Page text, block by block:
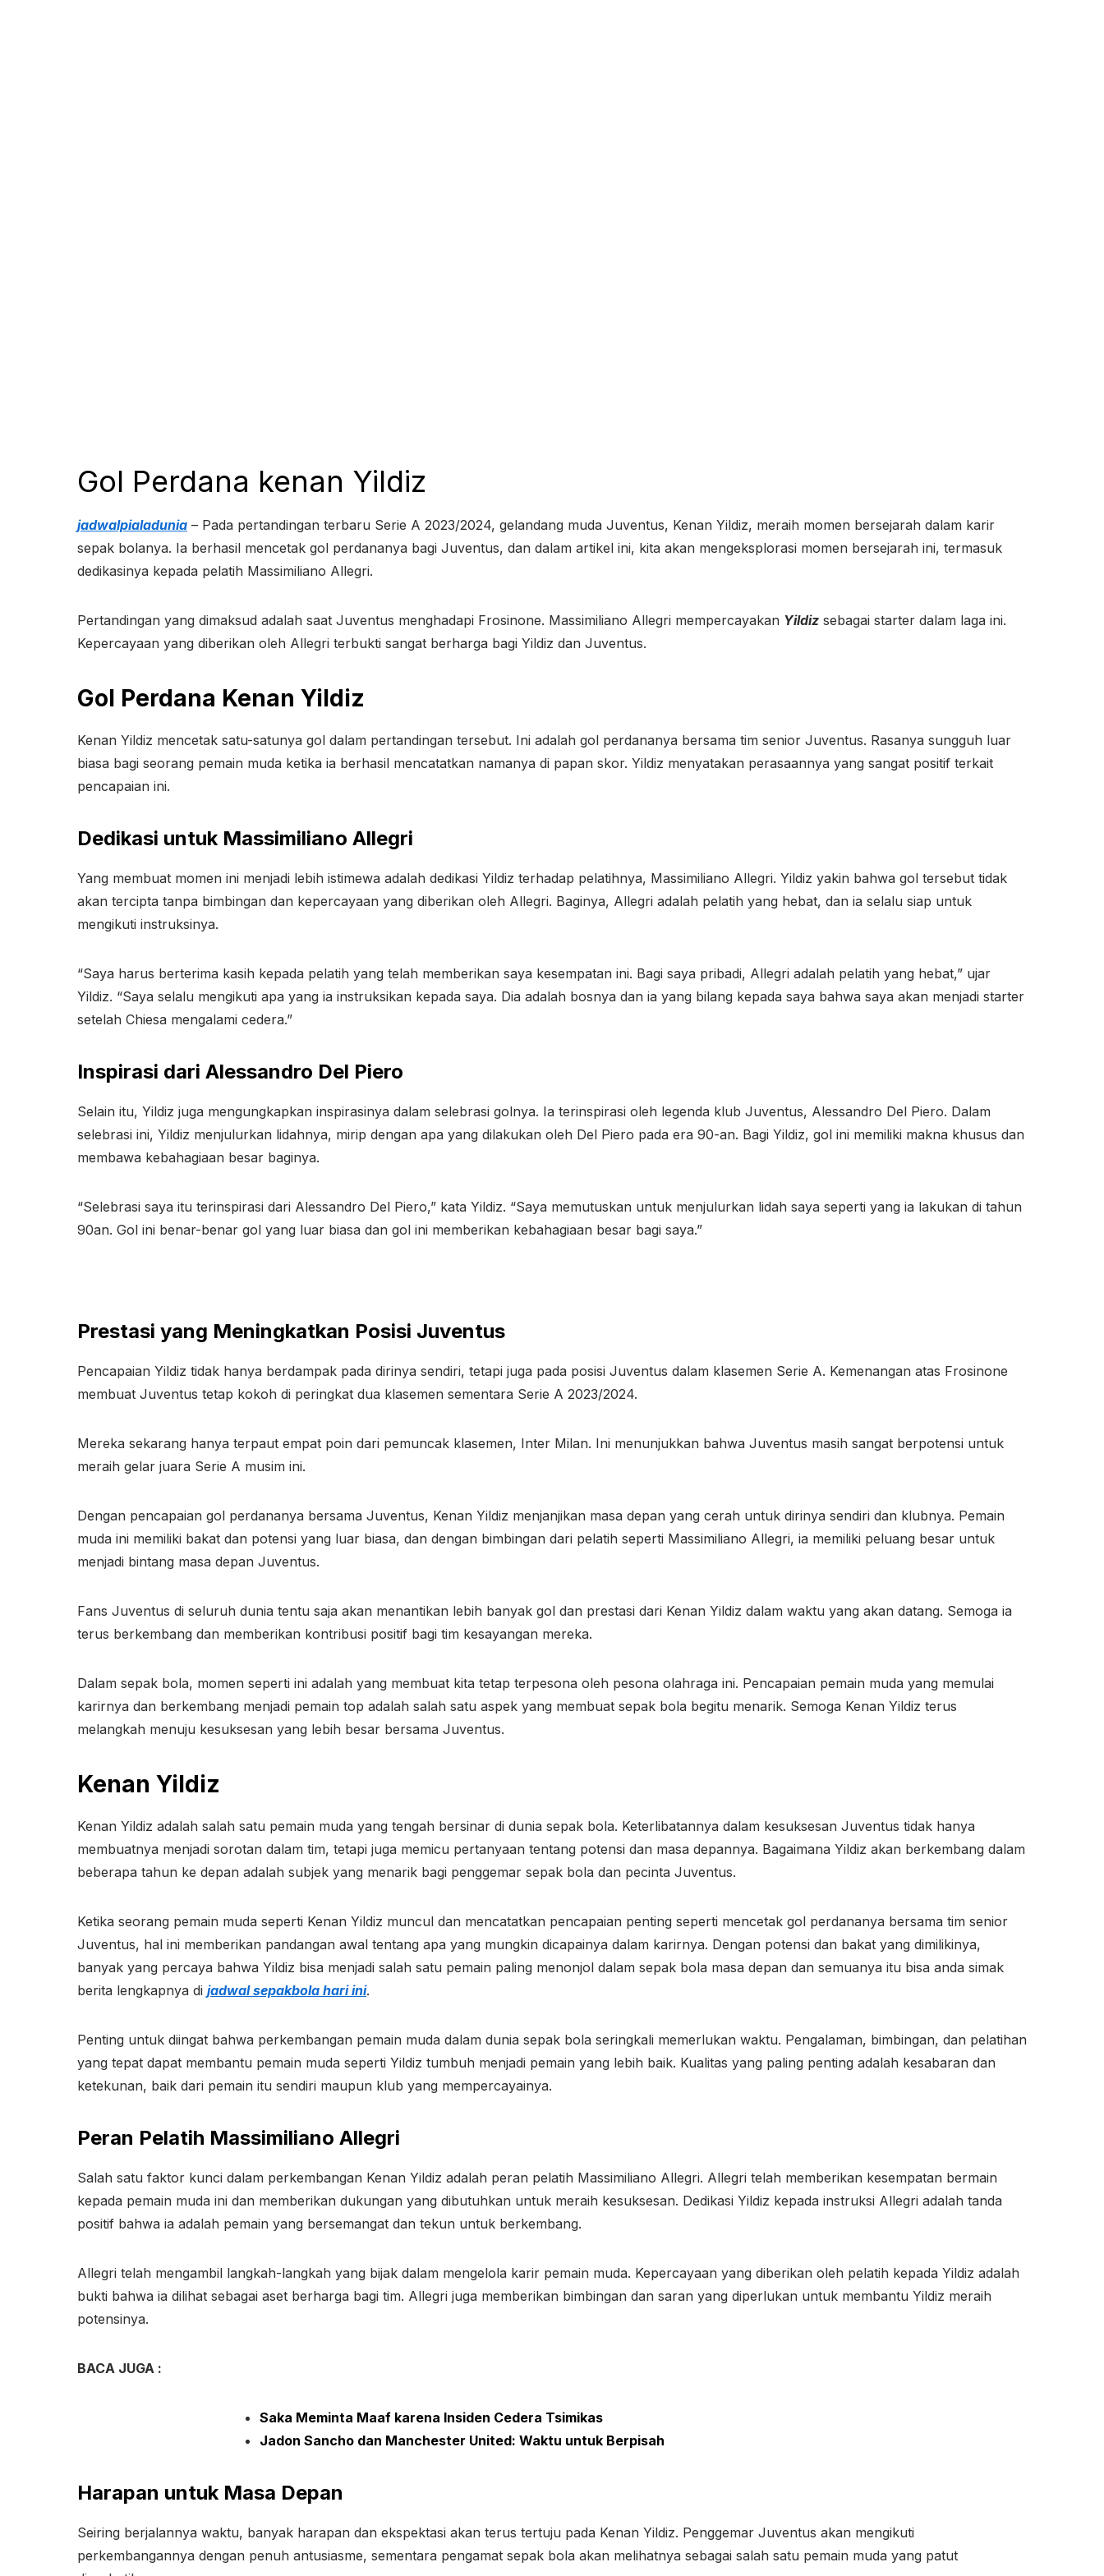
Gol Perdana kenan Yildiz
jadwalpialadunia – Pada pertandingan terbaru Serie A 2023/2024, gelandang muda Juventus, Kenan Yildiz, meraih momen bersejarah dalam karir
sepak bolanya. Ia berhasil mencetak gol perdananya bagi Juventus, dan dalam artikel ini, kita akan mengeksplorasi momen bersejarah ini, termasuk
dedikasinya kepada pelatih Massimiliano Allegri.
Pertandingan yang dimaksud adalah saat Juventus menghadapi Frosinone. Massimiliano Allegri mempercayakan Yildiz sebagai starter dalam laga ini.
Kepercayaan yang diberikan oleh Allegri terbukti sangat berharga bagi Yildiz dan Juventus.
Gol Perdana Kenan Yildiz
Kenan Yildiz mencetak satu-satunya gol dalam pertandingan tersebut. Ini adalah gol perdananya bersama tim senior Juventus. Rasanya sungguh luar
biasa bagi seorang pemain muda ketika ia berhasil mencatatkan namanya di papan skor. Yildiz menyatakan perasaannya yang sangat positif terkait
pencapaian ini.
Dedikasi untuk Massimiliano Allegri
Yang membuat momen ini menjadi lebih istimewa adalah dedikasi Yildiz terhadap pelatihnya, Massimiliano Allegri. Yildiz yakin bahwa gol tersebut tidak
akan tercipta tanpa bimbingan dan kepercayaan yang diberikan oleh Allegri. Baginya, Allegri adalah pelatih yang hebat, dan ia selalu siap untuk
mengikuti instruksinya.
“Saya harus berterima kasih kepada pelatih yang telah memberikan saya kesempatan ini. Bagi saya pribadi, Allegri adalah pelatih yang hebat,” ujar
Yildiz. “Saya selalu mengikuti apa yang ia instruksikan kepada saya. Dia adalah bosnya dan ia yang bilang kepada saya bahwa saya akan menjadi starter
setelah Chiesa mengalami cedera.”
Inspirasi dari Alessandro Del Piero
Selain itu, Yildiz juga mengungkapkan inspirasinya dalam selebrasi golnya. Ia terinspirasi oleh legenda klub Juventus, Alessandro Del Piero. Dalam
selebrasi ini, Yildiz menjulurkan lidahnya, mirip dengan apa yang dilakukan oleh Del Piero pada era 90-an. Bagi Yildiz, gol ini memiliki makna khusus dan
membawa kebahagiaan besar baginya.
“Selebrasi saya itu terinspirasi dari Alessandro Del Piero,” kata Yildiz. “Saya memutuskan untuk menjulurkan lidah saya seperti yang ia lakukan di tahun
90an. Gol ini benar-benar gol yang luar biasa dan gol ini memberikan kebahagiaan besar bagi saya.”
Prestasi yang Meningkatkan Posisi Juventus
Pencapaian Yildiz tidak hanya berdampak pada dirinya sendiri, tetapi juga pada posisi Juventus dalam klasemen Serie A. Kemenangan atas Frosinone
membuat Juventus tetap kokoh di peringkat dua klasemen sementara Serie A 2023/2024.
Mereka sekarang hanya terpaut empat poin dari pemuncak klasemen, Inter Milan. Ini menunjukkan bahwa Juventus masih sangat berpotensi untuk
meraih gelar juara Serie A musim ini.
Dengan pencapaian gol perdananya bersama Juventus, Kenan Yildiz menjanjikan masa depan yang cerah untuk dirinya sendiri dan klubnya. Pemain
muda ini memiliki bakat dan potensi yang luar biasa, dan dengan bimbingan dari pelatih seperti Massimiliano Allegri, ia memiliki peluang besar untuk
menjadi bintang masa depan Juventus.
Fans Juventus di seluruh dunia tentu saja akan menantikan lebih banyak gol dan prestasi dari Kenan Yildiz dalam waktu yang akan datang. Semoga ia
terus berkembang dan memberikan kontribusi positif bagi tim kesayangan mereka.
Dalam sepak bola, momen seperti ini adalah yang membuat kita tetap terpesona oleh pesona olahraga ini. Pencapaian pemain muda yang memulai
karirnya dan berkembang menjadi pemain top adalah salah satu aspek yang membuat sepak bola begitu menarik. Semoga Kenan Yildiz terus
melangkah menuju kesuksesan yang lebih besar bersama Juventus.
Kenan Yildiz
Kenan Yildiz adalah salah satu pemain muda yang tengah bersinar di dunia sepak bola. Keterlibatannya dalam kesuksesan Juventus tidak hanya
membuatnya menjadi sorotan dalam tim, tetapi juga memicu pertanyaan tentang potensi dan masa depannya. Bagaimana Yildiz akan berkembang dalam
beberapa tahun ke depan adalah subjek yang menarik bagi penggemar sepak bola dan pecinta Juventus.
Ketika seorang pemain muda seperti Kenan Yildiz muncul dan mencatatkan pencapaian penting seperti mencetak gol perdananya bersama tim senior
Juventus, hal ini memberikan pandangan awal tentang apa yang mungkin dicapainya dalam karirnya. Dengan potensi dan bakat yang dimilikinya,
banyak yang percaya bahwa Yildiz bisa menjadi salah satu pemain paling menonjol dalam sepak bola masa depan dan semuanya itu bisa anda simak
berita lengkapnya di jadwal sepakbola hari ini.
Penting untuk diingat bahwa perkembangan pemain muda dalam dunia sepak bola seringkali memerlukan waktu. Pengalaman, bimbingan, dan pelatihan
yang tepat dapat membantu pemain muda seperti Yildiz tumbuh menjadi pemain yang lebih baik. Kualitas yang paling penting adalah kesabaran dan
ketekunan, baik dari pemain itu sendiri maupun klub yang mempercayainya.
Peran Pelatih Massimiliano Allegri
Salah satu faktor kunci dalam perkembangan Kenan Yildiz adalah peran pelatih Massimiliano Allegri. Allegri telah memberikan kesempatan bermain
kepada pemain muda ini dan memberikan dukungan yang dibutuhkan untuk meraih kesuksesan. Dedikasi Yildiz kepada instruksi Allegri adalah tanda
positif bahwa ia adalah pemain yang bersemangat dan tekun untuk berkembang.
Allegri telah mengambil langkah-langkah yang bijak dalam mengelola karir pemain muda. Kepercayaan yang diberikan oleh pelatih kepada Yildiz adalah
bukti bahwa ia dilihat sebagai aset berharga bagi tim. Allegri juga memberikan bimbingan dan saran yang diperlukan untuk membantu Yildiz meraih
potensinya.
BACA JUGA :
Saka Meminta Maaf karena Insiden Cedera Tsimikas
Jadon Sancho dan Manchester United: Waktu untuk Berpisah
Harapan untuk Masa Depan
Seiring berjalannya waktu, banyak harapan dan ekspektasi akan terus tertuju pada Kenan Yildiz. Penggemar Juventus akan mengikuti
perkembangannya dengan penuh antusiasme, sementara pengamat sepak bola akan melihatnya sebagai salah satu pemain muda yang patut